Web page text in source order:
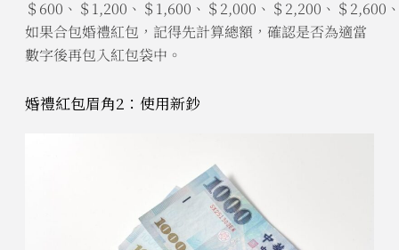
＄600、＄1,200、＄1,600、＄2,000、＄2,200、＄
如果合包婚禮紅包，記得先計算總額，確認是否為適當
數字後再包入紅包袋中。
婚禮紅包眉角2：使用新鈔